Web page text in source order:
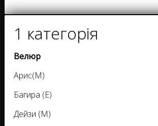
1 категорія
Велюр
Арис(М)
Багира (Е)
Дейзи (М)